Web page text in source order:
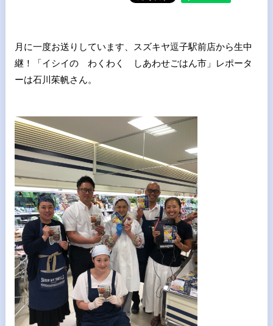
月に一度お送りしています、スズキヤ逗子駅前店から生中
継！「イシイの わくわく しあわせごはん市」レポータ
ーは石川茱帆さん。